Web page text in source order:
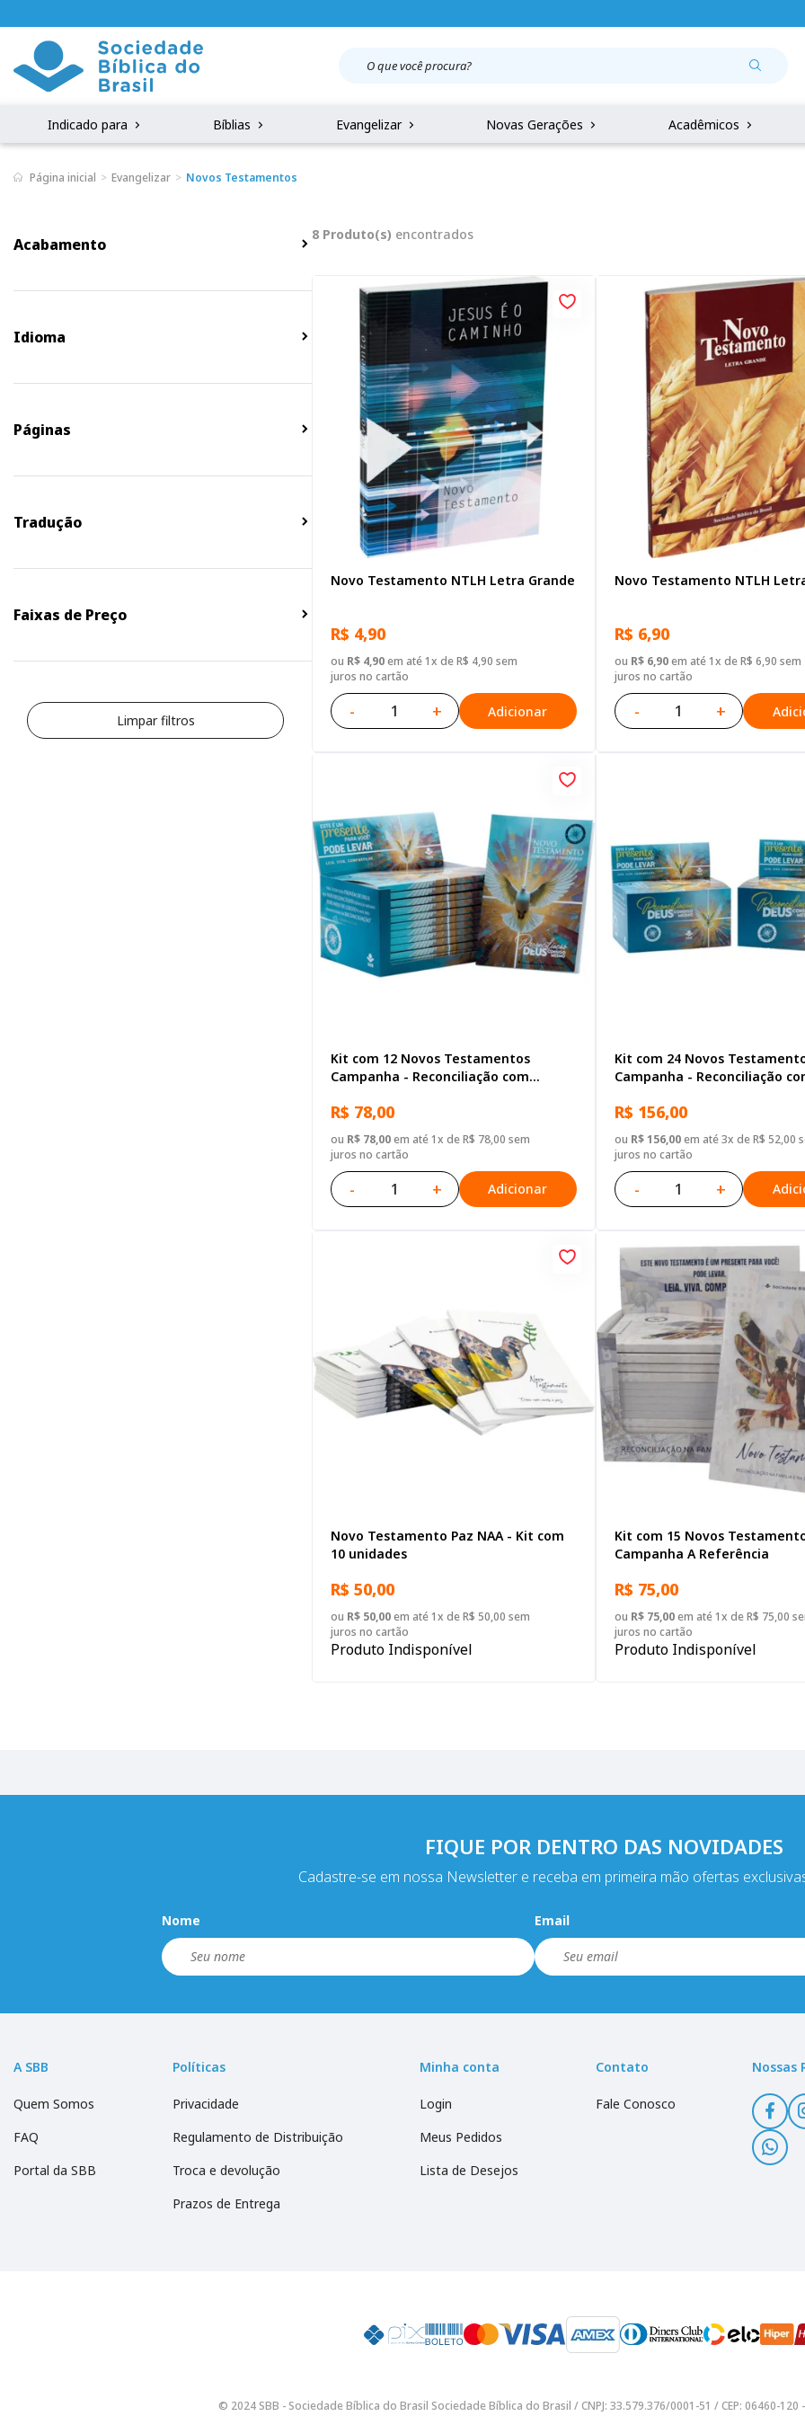
Indicado para Bíblias Evangelizar Novas Gerações Acadêmicos
Página inicial Evangelizar Novos Testamentos
Acabamento
Idioma
Páginas
Tradução
Faixas de Preço
Limpar filtros
8 Produto(s) encontrados
Novo Testamento NTLH Letra Grande
R$ 4,90
ou R$ 4,90em até 1x de R$ 4,90 sem
juros no cartão
- + Adicionar
Novo Testamento NTLH
R$ 6,90
ou R$ 6,90em até 1x de R$ 6,90 sem
juros no cartão
- +
Kit com 12 Novos Testamentos
Campanha - Reconciliação com
R$ 78,00
ou R$ 78,00em até 1x de R$ 78,00 sem
juros no cartão
- + Adicionar
Kit com 24 Novos
Campanha - Reconciliação
R$ 156,00
ou R$ 156,00em até 3x de R$ 52,00
juros no cartão
- +
Novo Testamento Paz NAA - Kit com
10 unidades
R$ 50,00
ou R$ 50,00em até 1x de R$ 50,00 sem
juros no cartão
Produto Indisponível
Kit com 15 Novos
Campanha A Referência
R$ 75,00
ou R$ 75,00em até 1x de R$ 75,00
juros no cartão
Produto Indisponível
FIQUE POR DENTRO DAS NOVIDADES
Cadastre-se em nossa Newsletter e receba em primeira mão ofertas
Nome Email
A SBB
Quem Somos
FAQ
Portal da SBB
Políticas
Privacidade
Regulamento de Distribuição
Troca e devolução
Prazos de Entrega
Minha conta
Login
Meus Pedidos
Lista de Desejos
Contato
Fale Conosco
Nossas
© 2024 SBB - Sociedade Bíblica do Brasil Sociedade Bíblica do Brasil / CNPJ: 33.579.376/0001-51 / CEP: 06460-120 -